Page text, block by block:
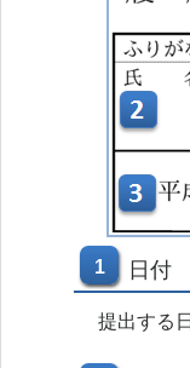
1 日付
提出する